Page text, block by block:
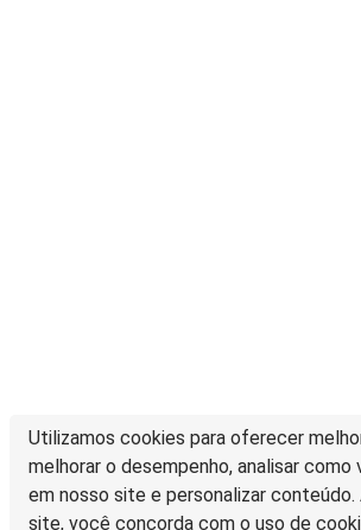
Utilizamos cookies para oferecer
melhorar o desempenho, analisar como
em nosso site e personalizar
site, você concorda com o uso de